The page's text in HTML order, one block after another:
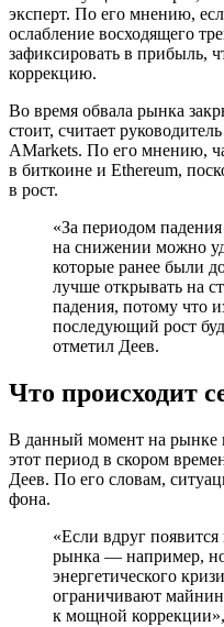
эксперт. По его мнению,
ослабление восходящего
зафиксировать в прибыль,
коррекцию.
Во время обвала рынка
стоит, считает
AMarkets. По его мнению,
в биткоине и Ethereum,
в рост.
«За периодом падения
на снижении можно
которые ранее были
лучше открывать на
падения, потому что
последующий рост
отметил Деев.
Что происходит
В данный момент на рынке
этот период в скором
Деев. По его словам,
фона.
«Если вдруг появится
рынка — например,
энергетического
ограничивают
к мощной